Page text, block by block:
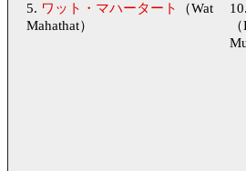
5. ワット・マハータート
（Wat
Mahathat）
10.